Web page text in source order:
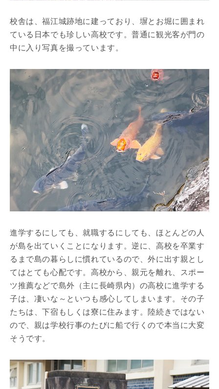
校舎は、福江城跡地に建っており、塀とお堀に囲まれ
ている日本でも珍しい高校です。普通に観光客が門の
中に入り写真を撮っています。
進学するにしても、就職するにしても、ほとんどの人
が島を出ていくことになります。逆に、高校を卒業す
るまで島の暮らしに慣れているので、外に出す親とし
てはとても心配です。高校から、親元を離れ、スポー
ツ推薦などで島外（主に長崎県内）の高校に進学する
子は、凄いな～といつも感心してしまいます。その子
たちは、下宿もしくは寮に住みます。陸続きではない
ので、親は学校行事のたびに船で行くので本当に大変
そうです。